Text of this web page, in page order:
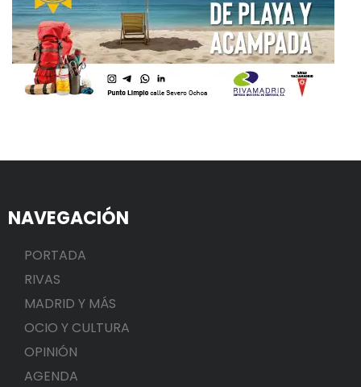
NAVEGACIÓN
PORTADA
RIVAS
MADRID Y MÁS
OCIO Y CULTURA
OPINIÓN
AGENDA